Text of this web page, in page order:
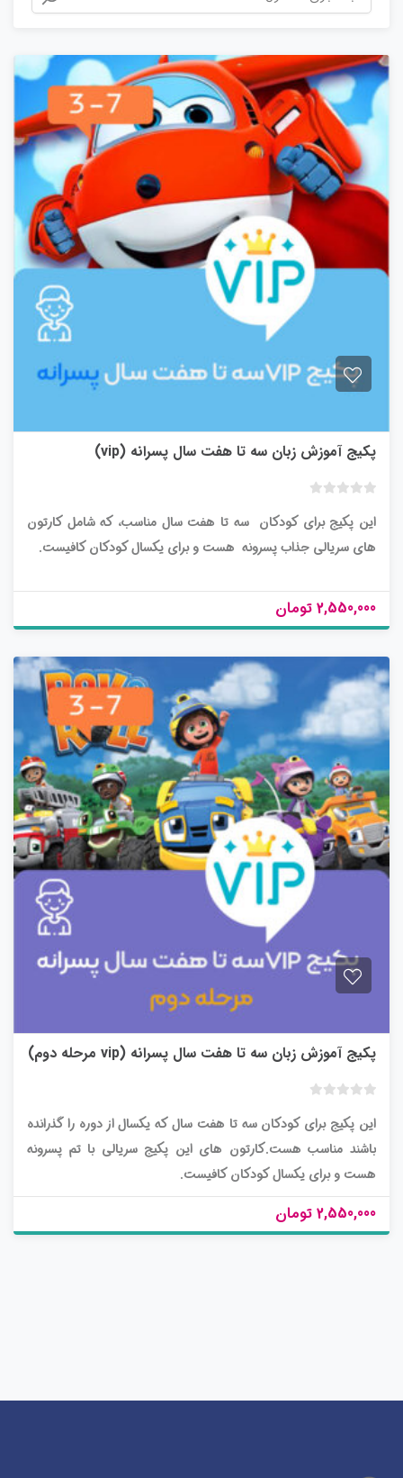
پکیج آموزش زبان سه تا هفت سال پسرانه (vip)
د
و
م
ت
ا
ر
ا
ی
این پکیج برای کودکان سه تا هفت سال مناسب، که شامل کارتون
های سریالی جذاب پسرونه هست و برای یکسال کودکان کافیست.
2,550,000 تومان
پکیج آموزش زبان سه تا هفت سال پسرانه (vip مرحله دوم)
د
و
ا
م
ت
ی
این پکیج برای کودکان سه تا هفت سال که یکسال از دوره را گذرانده
باشند مناسب هست.کارتون های این پکیج سریالی با تم پسرونه
هست و برای یکسال کودکان کافیست.
2,550,000 تومان